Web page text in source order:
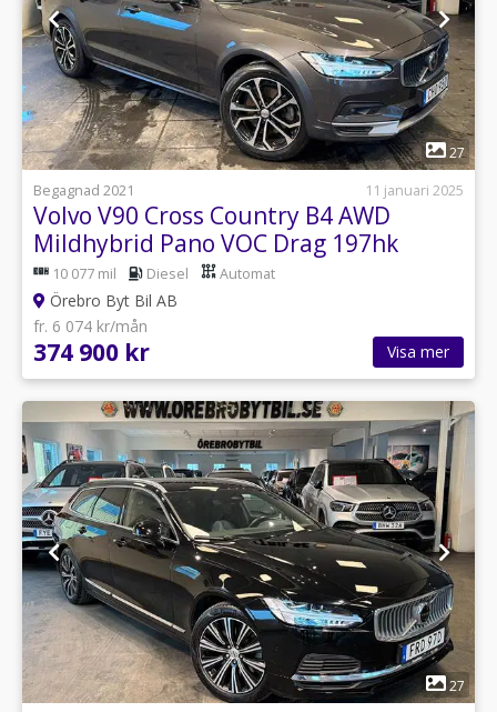
1
27
Begagnad 2021
11 januari 2025
Volvo V90 Cross Country B4 AWD
Mildhybrid Pano VOC Drag 197hk
10 077 mil Diesel Automat
Örebro Byt Bil AB
fr. 6 074 kr/mån
374 900 kr Visa mer
1
27